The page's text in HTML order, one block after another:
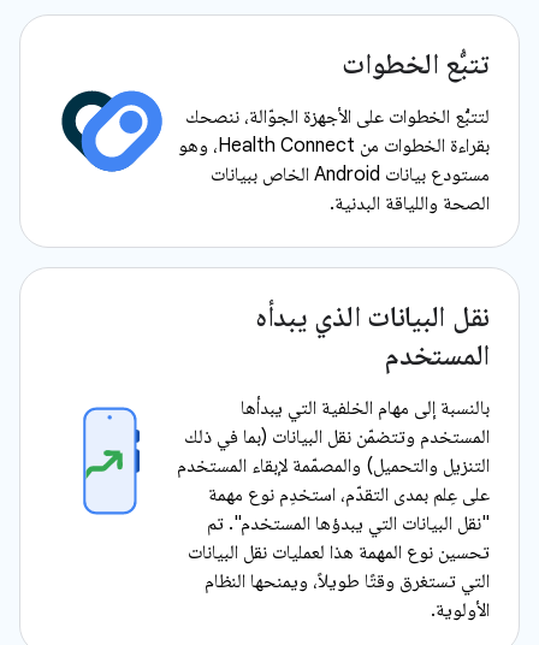
تتبُّع الخطوات
لتتبُّع الخطوات على الأجهزة الجوّالة، ننصحك
بقراءة الخطوات من Health Connect، وهو
مستودع بيانات Android الخاص ببيانات
الصحة واللياقة البدنية.
نقل البيانات الذي يبدأه
المستخدم
بالنسبة إلى مهام الخلفية التي يبدأها
المستخدم وتتضمّن نقل البيانات (بما في ذلك
التنزيل والتحميل) والمصمّمة لإبقاء المستخدم
على عِلم بمدى التقدّم، استخدِم نوع مهمة
"نقل البيانات التي يبدؤها المستخدم". تم
تحسين نوع المهمة هذا لعمليات نقل البيانات
التي تستغرق وقتًا طويلاً، ويمنحها النظام
الأولوية.